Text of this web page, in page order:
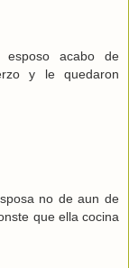
acabo de
y le quedaron
no de aun de
que ella cocina